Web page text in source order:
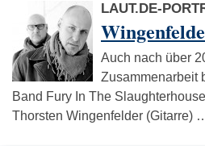
LAUT.DE-
Auch nach über
Zusammenarbeit
Band Fury In The
Thorsten Wingenfelder (Gitarre)